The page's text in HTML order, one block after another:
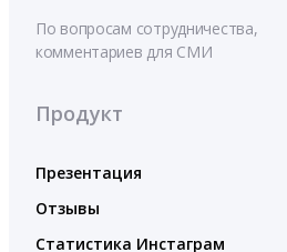
По вопросам сотрудничества,
комментариев для СМИ
Продукт
Презентация
Отзывы
Статистика Инстаграм